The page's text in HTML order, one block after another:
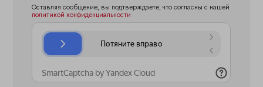
Оставляя сообщение, вы подтверждаете, что согласны с нашей
политикой конфиденциальности